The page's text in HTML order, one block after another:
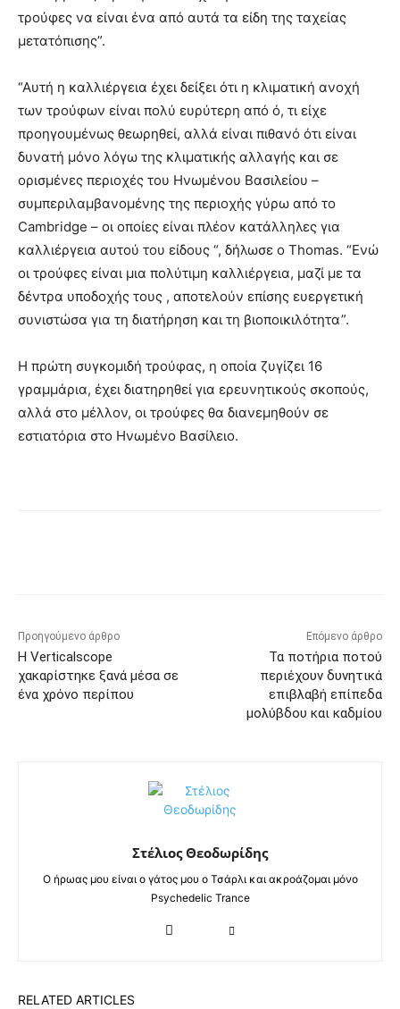
τρούφες να είναι ένα από αυτά τα είδη της ταχείας
μετατόπισης”.
“Αυτή η καλλιέργεια έχει δείξει ότι η κλιματική ανοχή
των τρούφων είναι πολύ ευρύτερη από ό, τι είχε
προηγουμένως θεωρηθεί, αλλά είναι πιθανό ότι είναι
δυνατή μόνο λόγω της κλιματικής αλλαγής και σε
ορισμένες περιοχές του Ηνωμένου Βασιλείου –
συμπεριλαμβανομένης της περιοχής γύρω από το
Cambridge – οι οποίες είναι πλέον κατάλληλες για
καλλιέργεια αυτού του είδους “, δήλωσε ο Thomas. “Ενώ
οι τρούφες είναι μια πολύτιμη καλλιέργεια, μαζί με τα
δέντρα υποδοχής τους , αποτελούν επίσης ευεργετική
συνιστώσα για τη διατήρηση και τη βιοποικιλότητα”.
Η πρώτη συγκομιδή τρούφας, η οποία ζυγίζει 16
γραμμάρια, έχει διατηρηθεί για ερευνητικούς σκοπούς,
αλλά στο μέλλον, οι τρούφες θα διανεμηθούν σε
εστιατόρια στο Ηνωμένο Βασίλειο.
Προηγούμενο άρθρο
Η Verticalscope
χακαρίστηκε ξανά μέσα σε
ένα χρόνο περίπου
Επόμενο άρθρο
Τα ποτήρια ποτού
περιέχουν δυνητικά
επιβλαβή επίπεδα
μολύβδου και καδμίου
Στέλιος Θεοδωρίδης
Ο ήρωας μου είναι ο γάτος μου ο Τσάρλι και ακροάζομαι μόνο
Psychedelic Trance
RELATED ARTICLES